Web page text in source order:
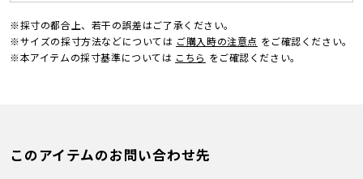
※採寸の都合上、若干の誤差はご了承ください。
※サイズの採寸方法などについては ご購入時の注意点 をご確認ください。
※本アイテムの採寸基準については こちら をご確認ください。
このアイテムのお問い合わせ先